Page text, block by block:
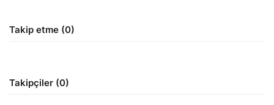
Takip etme (0)
Takipçiler (0)